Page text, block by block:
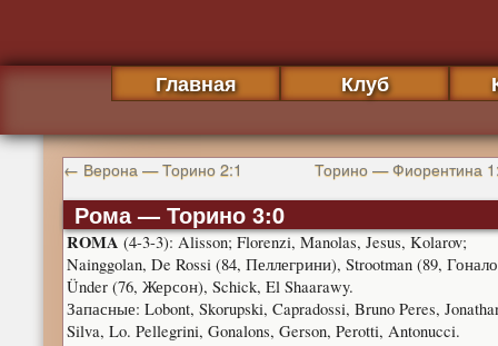
Главная Клуб
← Верона — Торино 2:1 Торино — Фиорентина
Рома — Торино 3:0
ROMA (4-3-3): Alisson; Florenzi, Manolas, Jesus, Kolarov;
Nainggolan, De Rossi (84, Пеллегрини), Strootman (89,
Ünder (76, Жерсон), Schick, El Shaarawy.
Запасные: Lobont, Skorupski, Capradossi, Bruno Peres,
Silva, Lo. Pellegrini, Gonalons, Gerson, Perotti, Antonucci.